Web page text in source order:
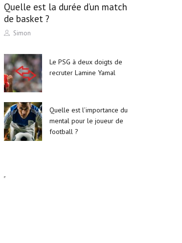
Quelle est la durée d’un match
de basket ?
Author
Simon
Le PSG à deux doigts de
recruter Lamine Yamal
Quelle est l’importance du
mental pour le joueur de
football ?